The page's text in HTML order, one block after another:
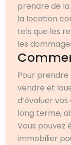
prendre de
la location
tels que les
les
Pour
vendre et
d’évaluer
long terme,
Vous pouvez
immobilier